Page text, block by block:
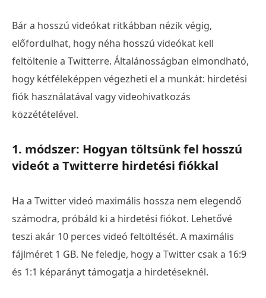
Bár a hosszú videókat ritkábban nézik végig,
előfordulhat, hogy néha hosszú videókat kell
feltöltenie a Twitterre. Általánosságban elmondható,
hogy kétféleképpen végezheti el a munkát: hirdetési
fiók használatával vagy videohivatkozás
közzétételével.
1. módszer: Hogyan töltsünk fel hosszú
videót a Twitterre hirdetési fiókkal
Ha a Twitter videó maximális hossza nem elegendő
számodra, próbáld ki a hirdetési fiókot. Lehetővé
teszi akár 10 perces videó feltöltését. A maximális
fájlméret 1 GB. Ne feledje, hogy a Twitter csak a 16:9
és 1:1 képarányt támogatja a hirdetéseknél.